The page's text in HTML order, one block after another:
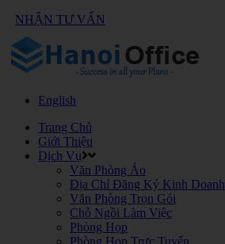
NHẬN TƯ VẤN
English
Trang Chủ
Giới Thiệu
Dịch Vụ
Văn Phòng Ảo
Địa Chỉ Đăng Ký Kinh Doanh
Văn Phòng Trọn Gói
Chỗ Ngồi Làm Việc
Phòng Họp
Phòng Họp Trực Tuyến